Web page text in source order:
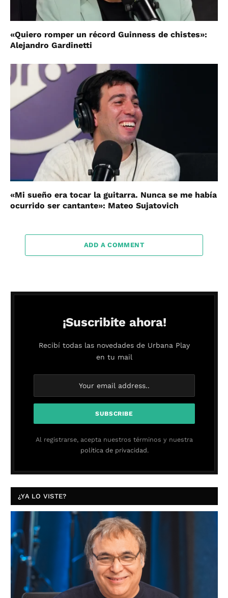
«Quiero romper un récord Guinness de chistes»:
Alejandro Gardinetti
«Mi sueño era tocar la guitarra. Nunca se me había
ocurrido ser cantante»: Mateo Sujatovich
ADD A COMMENT
¡Suscribite ahora!
Recibí todas las novedades de Urbana Play
en tu mail
Al registrarse, acepta nuestros términos y nuestra
política de privacidad.
¿YA LO VISTE?